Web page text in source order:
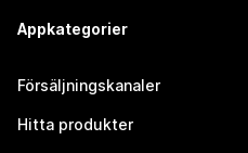
Appkategorier
Försäljningskanaler
Hitta produkter